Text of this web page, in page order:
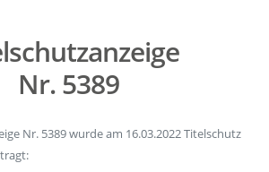
Nr. 5389
Nr. 5389 wurde am 16.03.2022 Titelschutz